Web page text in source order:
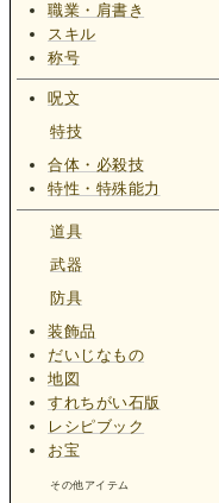
職業・肩書き
スキル
称号
呪文
特技
合体・必殺技
特性・特殊能力
道具
武器
防具
装飾品
だいじなもの
地図
すれちがい石版
レシピブック
お宝
その他アイテム